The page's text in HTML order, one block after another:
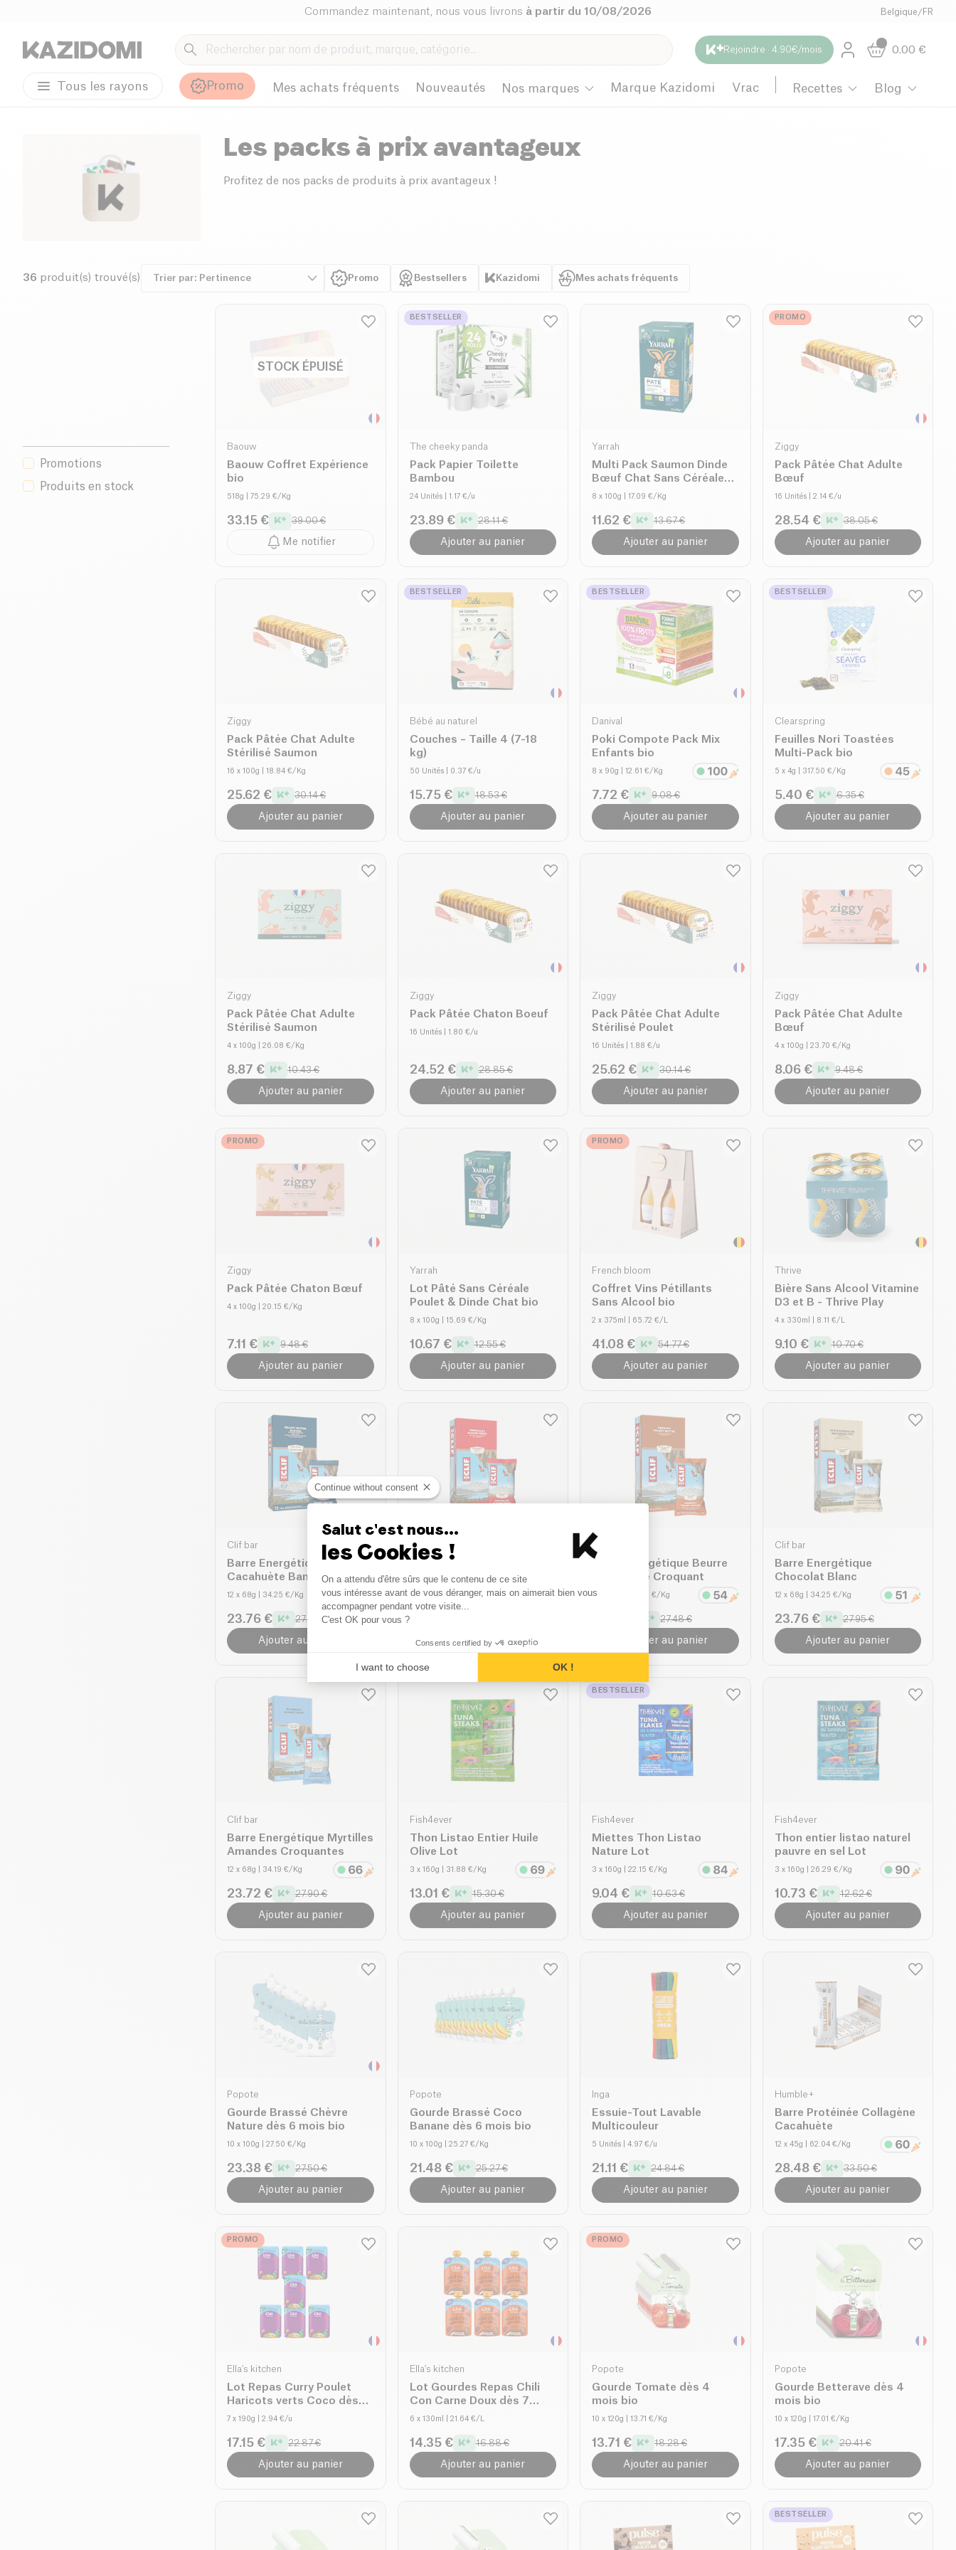
Commandez maintenant, nous vous livrons à partir du 10/08/2026 Belgique /FR
Rejoindre · 4.90€/mois 0.00 €
Tous les rayons Promo Mes achats fréquents Nouveautés Nos marques Marque Kazidomi Vrac Recettes Blog
Les packs à prix avantageux
Profitez de nos packs de produits à prix avantageux !
36 produit(s) trouvé(s) Promo Bestsellers Kazidomi Mes achats fréquents
Promotions
Produits en stock
STOCK ÉPUISÉ
Baouw
Baouw Coffret Expérience
bio
518g | 75.29 €/Kg
33.15 € 39.00 €
Me notifier
BESTSELLER
The cheeky panda
Pack Papier Toilette
Bambou
24 Unités | 1.17 €/u
23.89 € 28.11 €
Ajouter au panier
Yarrah
Multi Pack Saumon Dinde
Bœuf Chat Sans Céréales
bio
8 x 100g | 17.09 €/Kg
11.62 € 13.67 €
Ajouter au panier
PROMO
Ziggy
Pack Pâtée Chat Adulte
Bœuf
16 Unités | 2.14 €/u
28.54 € 38.05 €
Ajouter au panier
Ziggy
Pack Pâtée Chat Adulte
Stérilisé Saumon
16 x 100g | 18.84 €/Kg
25.62 € 30.14 €
Ajouter au panier
BESTSELLER
Bébé au naturel
Couches – Taille 4 (7-18
kg)
50 Unités | 0.37 €/u
15.75 € 18.53 €
Ajouter au panier
BESTSELLER
Danival
Poki Compote Pack Mix
Enfants bio
8 x 90g | 12.61 €/Kg
7.72 € 9.08 €
Ajouter au panier
BESTSELLER
Clearspring
Feuilles Nori Toastées
Multi-Pack bio
5 x 4g | 317.50 €/Kg
5.40 € 6.35 €
Ajouter au panier
Ziggy
Pack Pâtée Chat Adulte
Stérilisé Saumon
4 x 100g | 26.08 €/Kg
8.87 € 10.43 €
Ajouter au panier
Ziggy
Pack Pâtée Chaton Boeuf
16 Unités | 1.80 €/u
24.52 € 28.85 €
Ajouter au panier
Ziggy
Pack Pâtée Chat Adulte
Stérilisé Poulet
16 Unités | 1.88 €/u
25.62 € 30.14 €
Ajouter au panier
Ziggy
Pack Pâtée Chat Adulte
Bœuf
4 x 100g | 23.70 €/Kg
8.06 € 9.48 €
Ajouter au panier
PROMO
Ziggy
Pack Pâtée Chaton Bœuf
4 x 100g | 20.15 €/Kg
7.11 € 9.48 €
Ajouter au panier
Yarrah
Lot Pâté Sans Céréale
Poulet & Dinde Chat bio
8 x 100g | 15.69 €/Kg
10.67 € 12.55 €
Ajouter au panier
PROMO
French bloom
Coffret Vins Pétillants
Sans Alcool bio
2 x 375ml | 65.72 €/L
41.08 € 54.77 €
Ajouter au panier
Thrive
Bière Sans Alcool Vitamine
D3 et B - Thrive Play
4 x 330ml | 8.11 €/L
9.10 € 10.70 €
Ajouter au panier
Clif bar
Barre Energétique Beurre
Cacahuète Banane
12 x 68g | 34.25 €/Kg
23.76 € 27.95 €
Ajouter au panier
Clif bar
Barre Energétique
Chocolat Fondant
Amandes
12 x 68g | 33.68 €/Kg
23.36 €
Ajouter au panier
Clif bar
Barre Energétique Beurre
Cacahuète Croquant
12 x 68g | 33.68 €/Kg
27.48 €
Ajouter au panier
Clif bar
Barre Energétique
Chocolat Blanc
12 x 68g | 34.25 €/Kg
23.76 € 27.95 €
Ajouter au panier
Clif bar
Barre Energétique Myrtilles
Amandes Croquantes
12 x 68g | 34.19 €/Kg
23.72 € 27.90 €
Ajouter au panier
Fish4ever
Thon Listao Entier Huile
Olive Lot
3 x 160g | 31.88 €/Kg
13.01 € 15.30 €
Ajouter au panier
BESTSELLER
Fish4ever
Miettes Thon Listao
Nature Lot
3 x 160g | 22.15 €/Kg
9.04 € 10.63 €
Ajouter au panier
Fish4ever
Thon entier listao naturel
pauvre en sel Lot
3 x 160g | 26.29 €/Kg
10.73 € 12.62 €
Ajouter au panier
Popote
Gourde Brassé Chèvre
Nature dès 6 mois bio
10 x 100g | 27.50 €/Kg
23.38 € 27.50 €
Ajouter au panier
Popote
Gourde Brassé Coco
Banane dès 6 mois bio
10 x 100g | 25.27 €/Kg
21.48 € 25.27 €
Ajouter au panier
Inga
Essuie-Tout Lavable
Multicouleur
5 Unités | 4.97 €/u
21.11 € 24.84 €
Ajouter au panier
Humble+
Barre Protéinée Collagène
Cacahuète
12 x 45g | 62.04 €/Kg
28.48 € 33.50 €
Ajouter au panier
PROMO
Ella's kitchen
Lot Repas Curry Poulet
Haricots verts Coco dès
10 mois+ bio
7 x 190g | 2.94 €/u
17.15 € 22.87 €
Ajouter au panier
Ella's kitchen
Lot Gourdes Repas Chili
Con Carne Doux dès 7
mois + bio
6 x 130ml | 21.64 €/L
14.35 € 16.88 €
Ajouter au panier
PROMO
Popote
Gourde Tomate dès 4
mois bio
10 x 120g | 13.71 €/Kg
13.71 € 18.28 €
Ajouter au panier
Popote
Gourde Betterave dès 4
mois bio
10 x 120g | 17.01 €/Kg
17.35 € 20.41 €
Ajouter au panier
BESTSELLER
Continue without consent
Salut c'est nous...
les Cookies !
Consent Management Platform: Personalize Your Options
On a attendu d'être sûrs que le contenu de ce site
vous intéresse avant de vous déranger, mais on aimerait bien vous
accompagner pendant votre visite...
C'est OK pour vous ?
Consents certified by
I want to choose OK !
Axeptio consent